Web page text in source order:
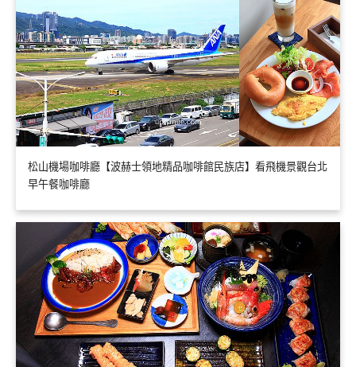
松山機場咖啡廳【波赫士領地精品咖啡館民族店】看飛機景觀台北
早午餐咖啡廳